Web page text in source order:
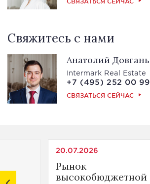
Свяжитесь с нами
Анатолий Довгань
Intermark Real Estate
+7 (495) 252 00 99
СВЯЗАТЬСЯ СЕЙЧАС
20.07.2026
Рынок
высокобюджетной